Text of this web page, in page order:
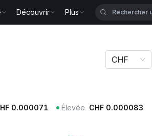
Découvrir Plus
CHF
0.000071 Élevée CHF 0.000083